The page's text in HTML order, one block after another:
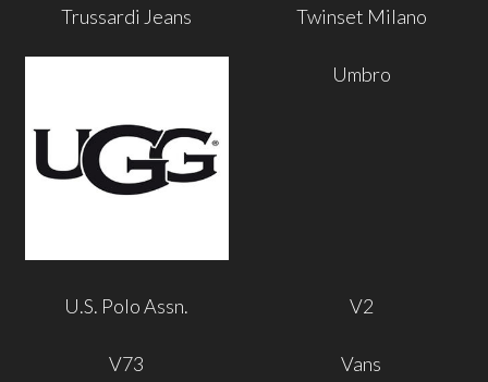
Trussardi Jeans Twinset Milano
Umbro
U.S. Polo Assn. V2
V73 Vans